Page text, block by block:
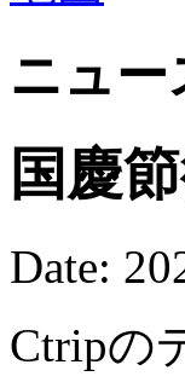
ニュー
国慶
Date:
Ctripの